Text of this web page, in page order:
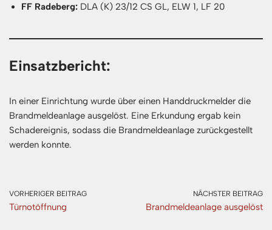
FF Radeberg: DLA (K) 23/12 CS GL, ELW 1, LF 20
Einsatzbericht:
In einer Einrichtung wurde über einen Handdruckmelder die
Brandmeldeanlage ausgelöst. Eine Erkundung ergab kein
Schadereignis, sodass die Brandmeldeanlage zurückgestellt
werden konnte.
VORHERIGER BEITRAG
Türnotöffnung
NÄCHSTER BEITRAG
Brandmeldeanlage ausgelöst